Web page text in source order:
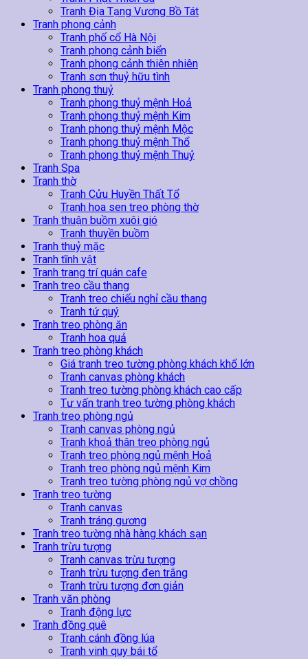
Tranh Địa Tạng Vương Bồ Tát
Tranh phong cảnh
Tranh phố cổ Hà Nội
Tranh phong cảnh biển
Tranh phong cảnh thiên nhiên
Tranh sơn thuỷ hữu tình
Tranh phong thuỷ
Tranh phong thuỷ mệnh Hoả
Tranh phong thuỷ mệnh Kim
Tranh phong thuỷ mệnh Mộc
Tranh phong thuỷ mệnh Thổ
Tranh phong thuỷ mệnh Thuỷ
Tranh Spa
Tranh thờ
Tranh Cửu Huyền Thất Tổ
Tranh hoa sen treo phòng thờ
Tranh thuận buồm xuôi gió
Tranh thuyền buồm
Tranh thuỷ mặc
Tranh tĩnh vật
Tranh trang trí quán cafe
Tranh treo cầu thang
Tranh treo chiếu nghỉ cầu thang
Tranh tứ quý
Tranh treo phòng ăn
Tranh hoa quả
Tranh treo phòng khách
Giá tranh treo tường phòng khách khổ lớn
Tranh canvas phòng khách
Tranh treo tường phòng khách cao cấp
Tư vấn tranh treo tường phòng khách
Tranh treo phòng ngủ
Tranh canvas phòng ngủ
Tranh khoả thân treo phòng ngủ
Tranh treo phòng ngủ mệnh Hoả
Tranh treo phòng ngủ mệnh Kim
Tranh treo tường phòng ngủ vợ chồng
Tranh treo tường
Tranh canvas
Tranh tráng gương
Tranh treo tường nhà hàng khách sạn
Tranh trừu tượng
Tranh canvas trừu tượng
Tranh trừu tượng đen trắng
Tranh trừu tượng đơn giản
Tranh văn phòng
Tranh động lực
Tranh đồng quê
Tranh cánh đồng lúa
Tranh vinh quy bái tổ